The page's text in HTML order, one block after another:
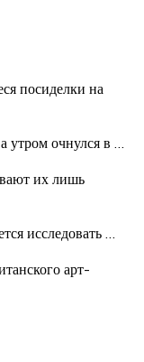
посиделки на
утром очнулся в
их лишь
исследовать
арт-